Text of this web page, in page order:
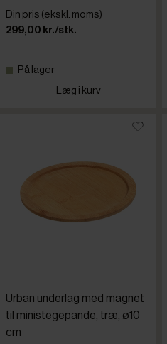
Din pris (ekskl. moms)
299,00 kr./stk.
På lager
Læg i kurv
Urban underlag med magnet
til ministegepande, træ, ø10
cm